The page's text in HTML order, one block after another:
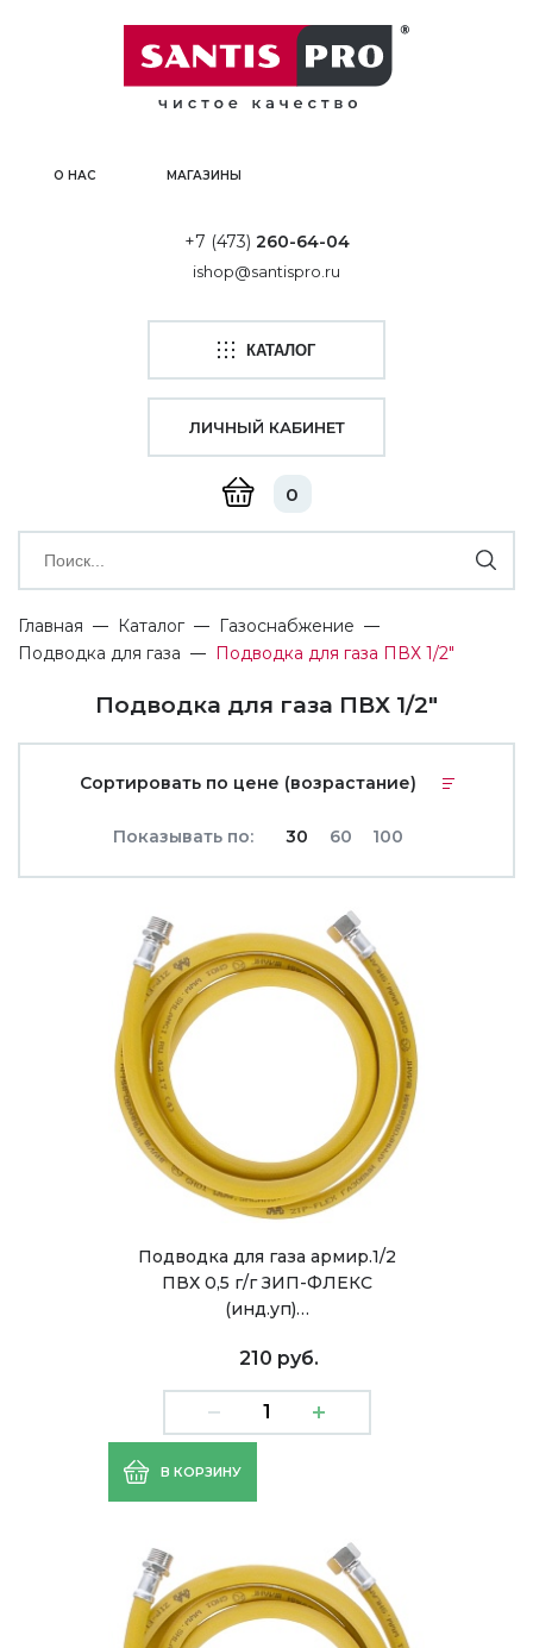
О НАС МАГАЗИНЫ
+7 (473) 260-64-04
ishop@santispro.ru
КАТАЛОГ
0
ЛИЧНЫЙ КАБИНЕТ
Главная Каталог
Газоснабжение
Подводка для газа
Подводка для газа ПВХ 1/2"
Подводка для газа ПВХ 1/2"
Сортировать по цене (возрастание)
Показывать по: 30 60 100
Подводка для газа армир.1/2
ПВХ 0,5 г/г ЗИП-ФЛЕКС
(инд.уп)…
210 руб.
В КОРЗИНУ